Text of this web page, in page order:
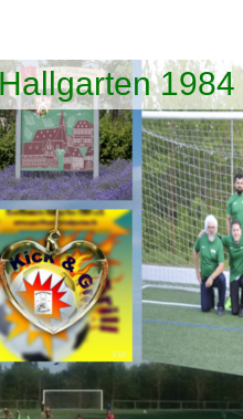
1984